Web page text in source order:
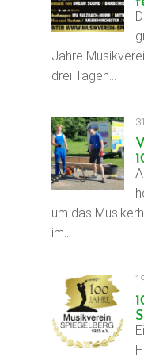
Jahre
drei Tagen…
um das
im…